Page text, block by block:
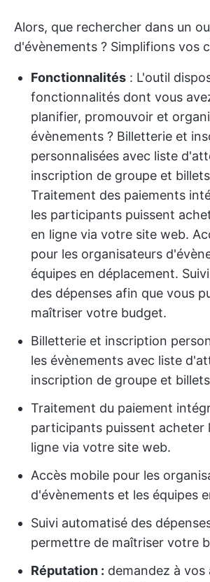
Alors, que rechercher dans un
d'évènements ? Simplifions vos
Fonctionnalités : L'outil
fonctionnalités dont vous
planifier, promouvoir et
évènements ? Billetterie et
personnalisées avec liste
inscription de groupe et
Traitement des paiements
les participants puissent
en ligne via votre site web.
pour les organisateurs
équipes en déplacement.
des dépenses afin que vous
maîtriser votre budget.
Billetterie et inscription
les évènements avec liste
inscription de groupe et
Traitement du paiement
participants puissent acheter
ligne via votre site web.
Accès mobile pour les
d'évènements et les équipes
Suivi automatisé des
permettre de maîtriser votre
Réputation : demandez à vos